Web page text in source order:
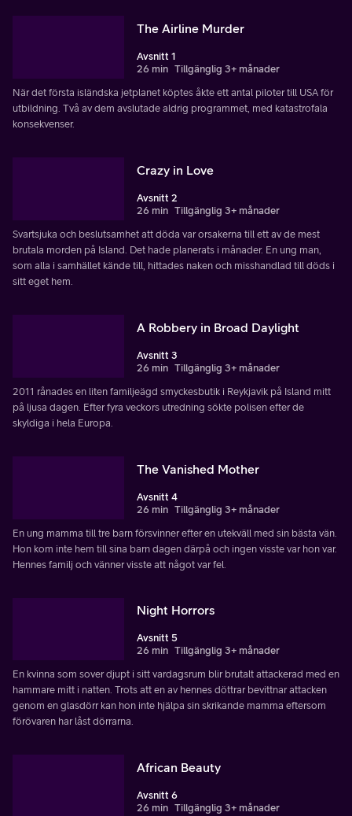
The Airline Murder
Avsnitt 1
26 min Tillgänglig 3+ månader
När det första isländska jetplanet köptes åkte ett antal piloter till USA för
utbildning. Två av dem avslutade aldrig programmet, med katastrofala
konsekvenser.
Crazy in Love
Avsnitt 2
26 min Tillgänglig 3+ månader
Svartsjuka och beslutsamhet att döda var orsakerna till ett av de mest
brutala morden på Island. Det hade planerats i månader. En ung man,
som alla i samhället kände till, hittades naken och misshandlad till döds i
sitt eget hem.
A Robbery in Broad Daylight
Avsnitt 3
26 min Tillgänglig 3+ månader
2011 rånades en liten familjeägd smyckesbutik i Reykjavik på Island mitt
på ljusa dagen. Efter fyra veckors utredning sökte polisen efter de
skyldiga i hela Europa.
The Vanished Mother
Avsnitt 4
26 min Tillgänglig 3+ månader
En ung mamma till tre barn försvinner efter en utekväll med sin bästa vän.
Hon kom inte hem till sina barn dagen därpå och ingen visste var hon var.
Hennes familj och vänner visste att något var fel.
Night Horrors
Avsnitt 5
26 min Tillgänglig 3+ månader
En kvinna som sover djupt i sitt vardagsrum blir brutalt attackerad med en
hammare mitt i natten. Trots att en av hennes döttrar bevittnar attacken
genom en glasdörr kan hon inte hjälpa sin skrikande mamma eftersom
förövaren har låst dörrarna.
African Beauty
Avsnitt 6
26 min Tillgänglig 3+ månader